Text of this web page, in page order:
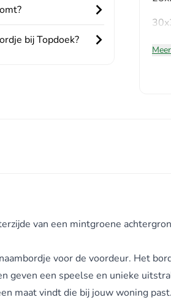
bij Topdoek?
van een mintgroene
naambordje voor de voordeur. Het
geven een speelse en unieke
maat vindt die bij jouw woning